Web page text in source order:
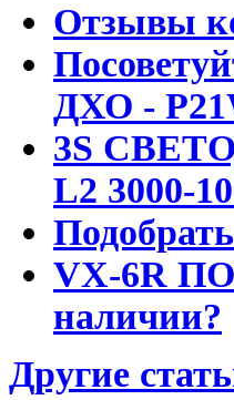
Отзывы
ДХО -
3S
L2 3000-
VX-6R
наличии?
Другие